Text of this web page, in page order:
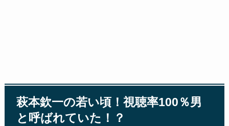
萩本欽一の若い頃！視聴率100％男
と呼ばれていた！？